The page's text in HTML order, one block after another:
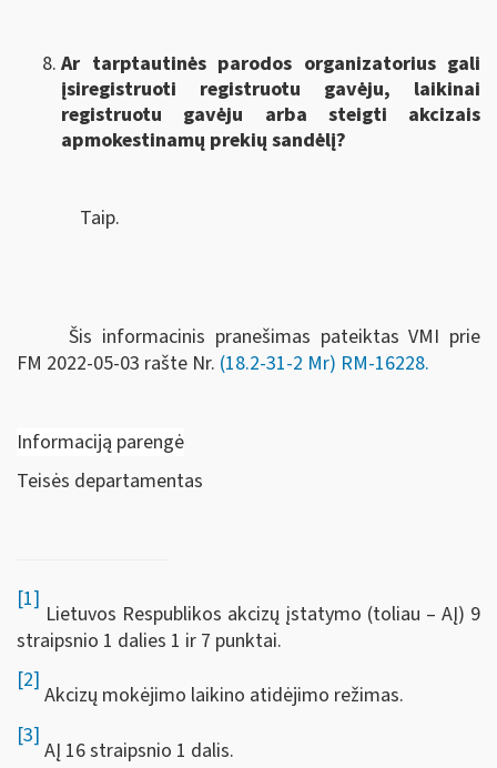
Ar tarptautinės parodos organizatorius gali
įsiregistruoti registruotu gavėju, laikinai
registruotu gavėju arba steigti akcizais
apmokestinamų prekių sandėlį?
Taip.
Šis informacinis pranešimas pateiktas VMI prie
FM 2022-05-03 rašte Nr. (18.2-31-2 Mr) RM-16228.
Informaciją parengė
Teisės departamentas
[1]
Lietuvos Respublikos akcizų įstatymo (toliau – AĮ) 9
straipsnio 1 dalies 1 ir 7 punktai.
[2]
Akcizų mokėjimo laikino atidėjimo režimas.
[3]
AĮ 16 straipsnio 1 dalis.